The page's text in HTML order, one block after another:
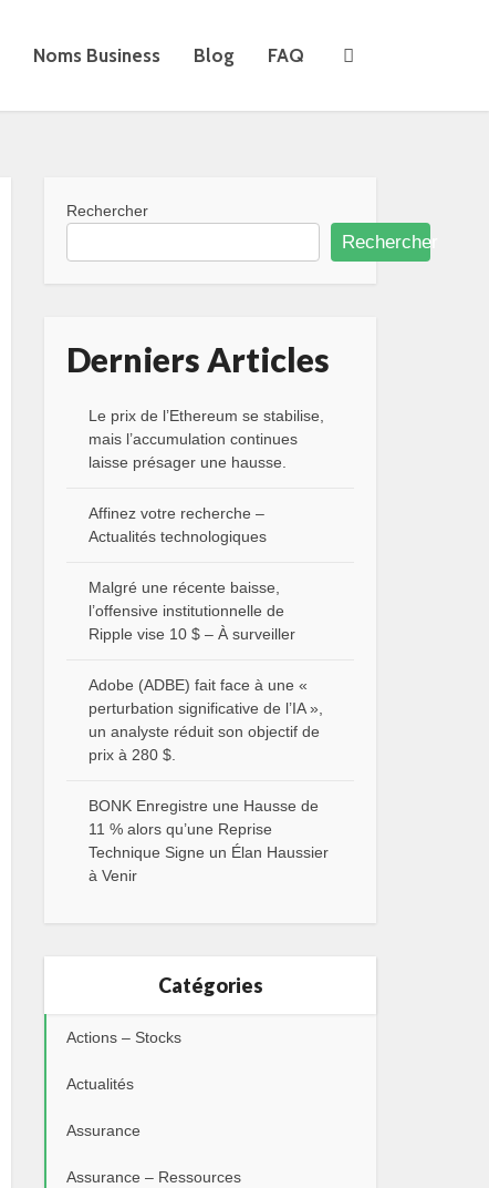
Noms Business Blog FAQ
Rechercher
Rechercher
Derniers Articles
Le prix de l’Ethereum se stabilise,
mais l’accumulation continues
laisse présager une hausse.
Affinez votre recherche –
Actualités technologiques
Malgré une récente baisse,
l’offensive institutionnelle de
Ripple vise 10 $ – À surveiller
Adobe (ADBE) fait face à une «
perturbation significative de l’IA »,
un analyste réduit son objectif de
prix à 280 $.
BONK Enregistre une Hausse de
11 % alors qu’une Reprise
Technique Signe un Élan Haussier
à Venir
Catégories
Actions – Stocks
Actualités
Assurance
Assurance – Ressources